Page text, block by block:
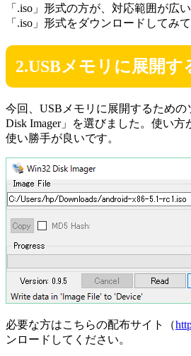
「.iso」形式の方が、対応範囲が広
「.iso」形式をダウンロードしてみ
2.USBメモリに展開す
今回、USBメモリに展開するための
Disk Imager」を選びました。使い
使い勝手が良いです。
必要な方はこちらの配布サイト（
ンロードしてください。